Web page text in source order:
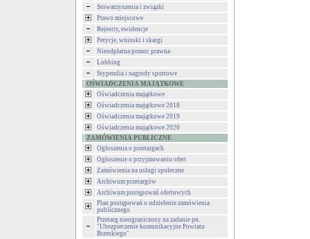
Stowarzyszenia i związki
Prawo miejscowe
Rejestry, ewidencje
Petycje, wnioski i skargi
Nieodpłatna pomoc prawna
Lobbing
Stypendia i nagrody sportowe
OŚWIADCZENIA MAJĄTKOWE
Oświadczenia majątkowe
Oświadczenia majątkowe 2018
Oświadczenia majątkowe 2019
Oświadczenia majątkowe 2020
ZAMÓWIENIA PUBLICZNE
Ogłoszenia o przetargach
Ogłoszenie o przyjmowaniu ofert
Zamówienia na usługi społeczne
Archiwum przetargów
Archiwum postępowań ofertowych
Plan postępowań o udzielenie zamówienia
publicznego
Przetarg nieograniczony na zadanie pn.
"Ubezpieczenie komunikacyjne Powiatu
Brzeskiego"